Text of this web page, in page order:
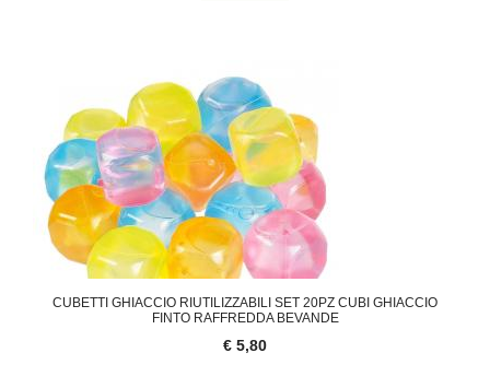
CUBETTI GHIACCIO RIUTILIZZABILI SET 20PZ CUBI GHIACCIO
FINTO RAFFREDDA BEVANDE
€ 5,80